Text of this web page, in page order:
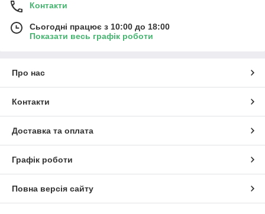
Контакти
Сьогодні працює з 10:00 до 18:00
Показати весь графік роботи
Про нас
Контакти
Доставка та оплата
Графік роботи
Повна версія сайту